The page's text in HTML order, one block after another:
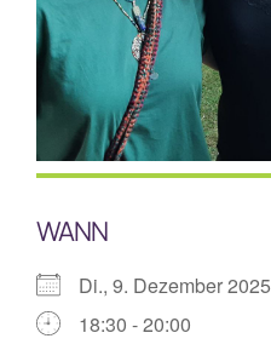
WANN
Di., 9. Dezember 2025
18:30 - 20:00